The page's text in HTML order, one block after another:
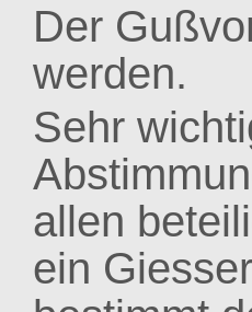
Der
werden.
Sehr
allen
ein